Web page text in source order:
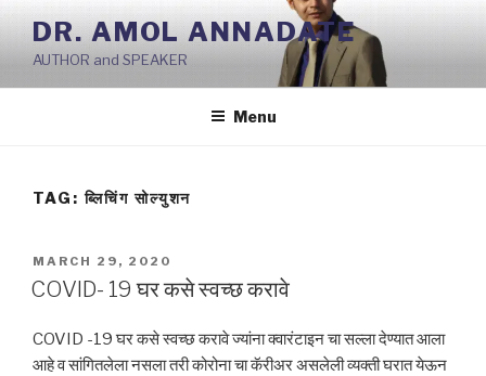
Skip
content
DR. AMOL ANNADATE
AUTHOR and SPEAKER
Menu
TAG:ब्लिचिंग सोल्युशन
POSTED
ON
MARCH 29, 2020
COVID- 19 घर कसे स्वच्छ करावे
COVID -19 घर कसे स्वच्छ करावे ज्यांना क्वारंटाइन चा सल्ला देण्यात आला
आहे व सांगितलेला नसला तरी कोरोना चा कॅरीअर असलेली व्यक्ती घरात येऊन